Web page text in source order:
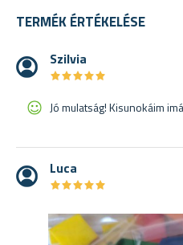
TERMÉK ÉRTÉKELÉSE
Szilvia
★★★★★
★★★★★
Jó mulatság! Kisunokáim
Luca
★★★★★
★★★★★